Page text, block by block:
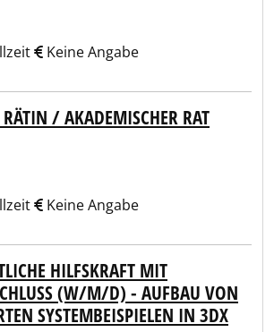
Keine Angabe
/ AKADEMISCHER RAT
Keine Angabe
HILFSKRAFT MIT
(W/M/D) - AUFBAU VON
SYSTEMBEISPIELEN IN 3DX